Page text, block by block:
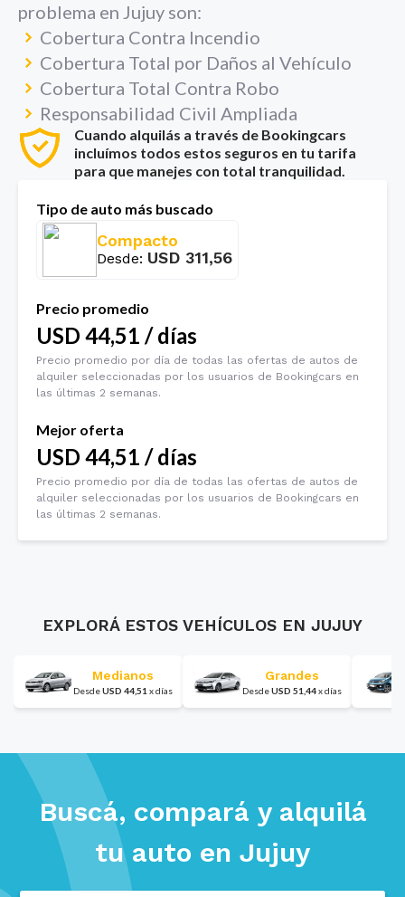
problema en Jujuy son:
Cobertura Contra Incendio
Cobertura Total por Daños al Vehículo
Cobertura Total Contra Robo
Responsabilidad Civil Ampliada
Cuando alquilás a través de Bookingcars
incluímos todos estos seguros en tu tarifa
para que manejes con total tranquilidad.
Tipo de auto más buscado
Compacto
Desde: USD 311,56
Precio promedio
USD 44,51 /días
Precio promedio por día de todas las ofertas de autos de
alquiler seleccionadas por los usuarios de Bookingcars en
las últimas 2 semanas.
Mejor oferta
USD 44,51 /días
Precio promedio por día de todas las ofertas de autos de
alquiler seleccionadas por los usuarios de Bookingcars en
las últimas 2 semanas.
EXPLORÁ ESTOS VEHÍCULOS EN JUJUY
Medianos
DesdeUSD 44,51 xdías
Grandes
DesdeUSD 51,44xdías
Buscá, compará y alquilá
tu auto en Jujuy